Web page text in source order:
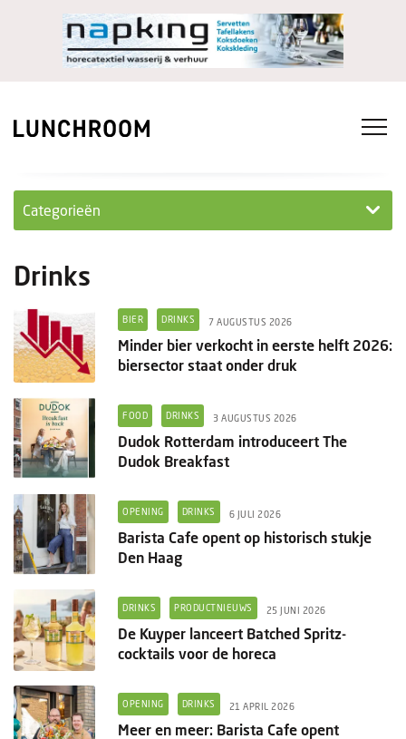
Categorieën
Ondernemen in...
Ondernemen
Nieuwe lunchrooms
Columns
Groots ondernemen
Drinks
BIER DRINKS 7 AUGUSTUS 2026
Minder bier verkocht in eerste helft 2026:
biersector staat onder druk
FOOD DRINKS 3 AUGUSTUS 2026
Dudok Rotterdam introduceert The
Dudok Breakfast
OPENING DRINKS 6 JULI 2026
Barista Cafe opent op historisch stukje
Den Haag
DRINKS PRODUCTNIEUWS 25 JUNI 2026
De Kuyper lanceert Batched Spritz-
cocktails voor de horeca
OPENING DRINKS 21 APRIL 2026
Meer en meer: Barista Cafe opent